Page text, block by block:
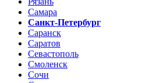
Самара
Санкт-Петербург
Саранск
Саратов
Севастополь
Смоленск
Сочи